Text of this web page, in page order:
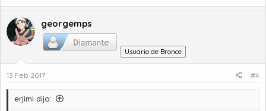
georgemps
Usuario de Bronce
13 Feb 2017 #4
erjimi dijo: